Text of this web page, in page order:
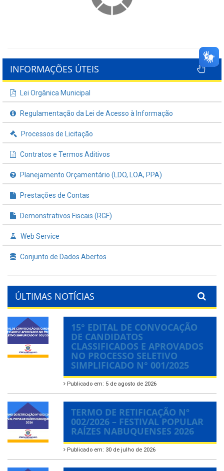
INFORMAÇÕES ÚTEIS
Lei Orgânica Municipal
Regulamentação da Lei de Acesso à Informação
Processos de Licitação
Contratos e Termos Aditivos
Planejamento Orçamentário (LDO, LOA, PPA)
Prestações de Contas
Demonstrativos Fiscais (RGF)
Web Service
Conjunto de Dados Abertos
ÚLTIMAS NOTÍCIAS
15° EDITAL DE CONVOCAÇÃO
DE CANDIDATOS
CLASSIFICADOS E APROVADOS
NO PROCESSO SELETIVO
SIMPLIFICADO N° 001/2025
Publicado em: 5 de agosto de 2026
TERMO DE RETIFICAÇÃO Nº
002/2026 – FESTIVAL POPULAR
RAÍZES NABUQUENSES 2026
Publicado em: 30 de julho de 2026